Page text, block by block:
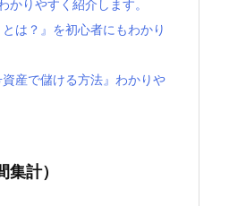
りやすく紹介します。
は？』を初心者にもわかり
産で儲ける方法』わかりや
計）